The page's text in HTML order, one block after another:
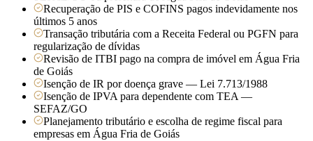
Recuperação de PIS e COFINS pagos indevidamente nos
últimos 5 anos
Transação tributária com a Receita Federal ou PGFN para
regularização de dívidas
Revisão de ITBI pago na compra de imóvel em Água Fria
de Goiás
Isenção de IR por doença grave — Lei 7.713/1988
Isenção de IPVA para dependente com TEA —
SEFAZ/GO
Planejamento tributário e escolha de regime fiscal para
empresas em Água Fria de Goiás